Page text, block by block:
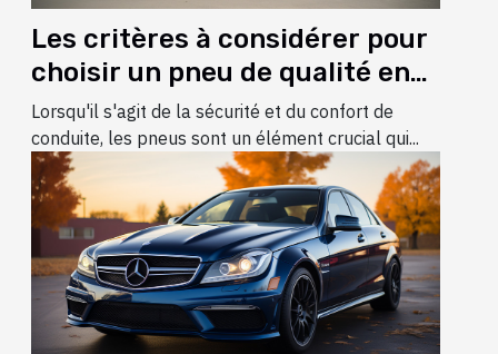
Les critères à considérer pour
choisir un pneu de qualité en
2021
Lorsqu'il s'agit de la sécurité et du confort de
conduite, les pneus sont un élément crucial qui...